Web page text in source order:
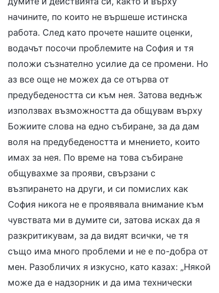
начините, по които не вършеше истинска
работа. След като прочете нашите оценки,
водачът посочи проблемите на София и тя
положи съзнателно усилие да се промени. Но
аз все още не можех да се отърва от
предубедеността си към нея. Затова веднъж
използвах възможността да общувам върху
Божиите слова на едно събиране, за да дам
воля на предубедеността и мнението, които
имах за нея. По време на това събиране
общувахме за прояви, свързани с
възпирането на други, и си помислих как
София никога не е проявявала внимание към
чувствата ми в думите си, затова исках да я
разкритикувам, за да видят всички, че тя
също има много проблеми и не е по-добра от
мен. Разобличих я изкусно, като казах: „Някой
може да е надзорник и да има технически